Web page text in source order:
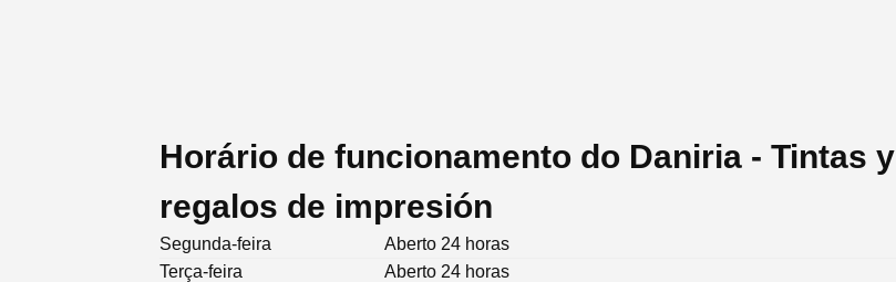
Horário de funcionamento do Daniria - Tintas y
regalos de impresión
Segunda-feira
Aberto 24 horas
Terça-feira
Aberto 24 horas